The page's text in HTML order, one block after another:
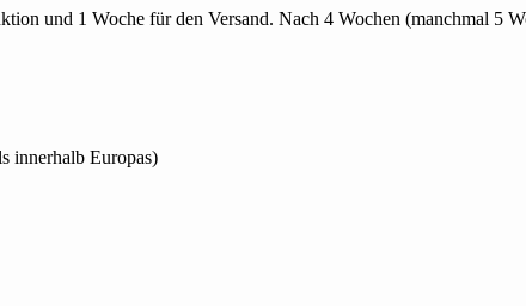
und 1 Woche für den Versand. Nach 4 Wochen (manchmal 5
innerhalb Europas)